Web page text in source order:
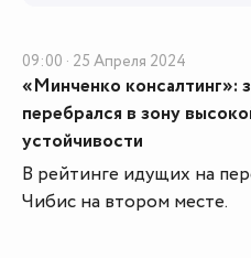
09:00 · 25 Апреля 2024
«Минченко консалтинг»:
перебрался в зону
устойчивости
В рейтинге идущих на
Чибис на втором месте.